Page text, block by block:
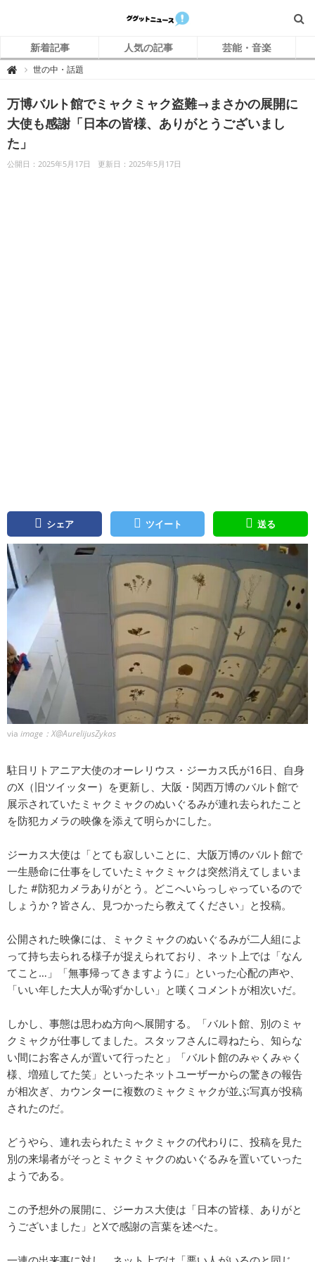
新着記事 人気の記事 芸能・音楽
 グ
ニ
ュ
ー
ス
世の中・話題
万博バルト館でミャクミャク盗難→まさかの展開に
大使も感謝「日本の皆様、ありがとうございまし
た」
公開日：2025年5月17日 更新日：2025年5月17日
シェア ツイート 送る
via image：X@AurelijusZykas
駐日リトアニア大使のオーレリウス・ジーカス氏が16日、自身
のX（旧ツイッター）を更新し、大阪・関西万博のバルト館で
展示されていたミャクミャクのぬいぐるみが連れ去られたこと
を防犯カメラの映像を添えて明らかにした。
ジーカス大使は「とても寂しいことに、大阪万博のバルト館で
一生懸命に仕事をしていたミャクミャクは突然消えてしまいま
した #防犯カメラありがとう。どこへいらっしゃっているので
しょうか？皆さん、見つかったら教えてください」と投稿。
公開された映像には、ミャクミャクのぬいぐるみが二人組によ
って持ち去られる様子が捉えられており、ネット上では「なん
てこと…」「無事帰ってきますように」といった心配の声や、
「いい年した大人が恥ずかしい」と嘆くコメントが相次いだ。
しかし、事態は思わぬ方向へ展開する。「バルト館、別のミャ
クミャクが仕事してました。スタッフさんに尋ねたら、知らな
い間にお客さんが置いて行ったと」「バルト館のみゃくみゃく
様、増殖してた笑」といったネットユーザーからの驚きの報告
が相次ぎ、カウンターに複数のミャクミャクが並ぶ写真が投稿
されたのだ。
どうやら、連れ去られたミャクミャクの代わりに、投稿を見た
別の来場者がそっとミャクミャクのぬいぐるみを置いていった
ようである。
この予想外の展開に、ジーカス大使は「日本の皆様、ありがと
うございました」とXで感謝の言葉を述べた。